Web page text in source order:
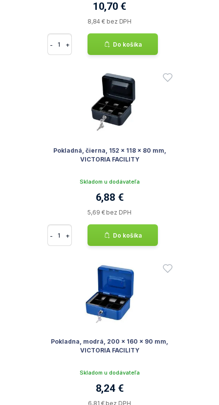
10,70 €
8,84 € bez DPH
- + Do košíka
Pokladná, čierna, 152 x 118 x 80 mm,
VICTORIA FACILITY
Skladom u dodávateľa
6,88 €
5,69 € bez DPH
- + Do košíka
Pokladna, modrá, 200 x 160 x 90 mm,
VICTORIA FACILITY
Skladom u dodávateľa
8,24 €
6,81 € bez DPH